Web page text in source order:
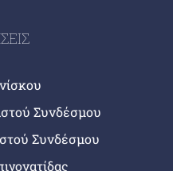
Συνδέσμου
Συνδέσμου